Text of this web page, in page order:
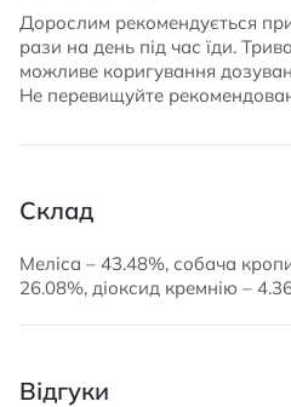
Дорослим рекомендується
рази на день під час їди.
можливе коригування
Не перевищуйте
Склад
Меліса – 43.48%, собача
26.08%, діоксид кремнію –
Відгуки